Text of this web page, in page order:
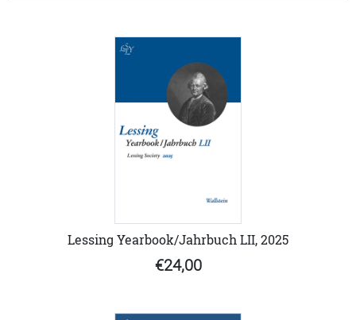
Lessing Yearbook/Jahrbuch LII, 2025
€24,00